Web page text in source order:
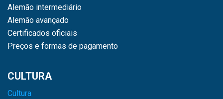
Alemão intermediário
Alemão avançado
Certificados oficiais
Preços e formas de pagamento
CULTURA
Cultura